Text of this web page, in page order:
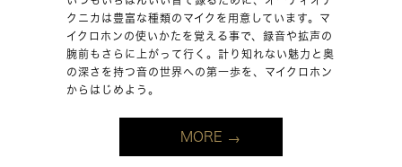
クニカは豊富な種類のマイクを用意しています。マ
イクロホンの使いかたを覚える事で、録音や拡声の
腕前もさらに上がって行く。計り知れない魅力と奥
の深さを持つ音の世界への第一歩を、マイクロホン
からはじめよう。
MORE